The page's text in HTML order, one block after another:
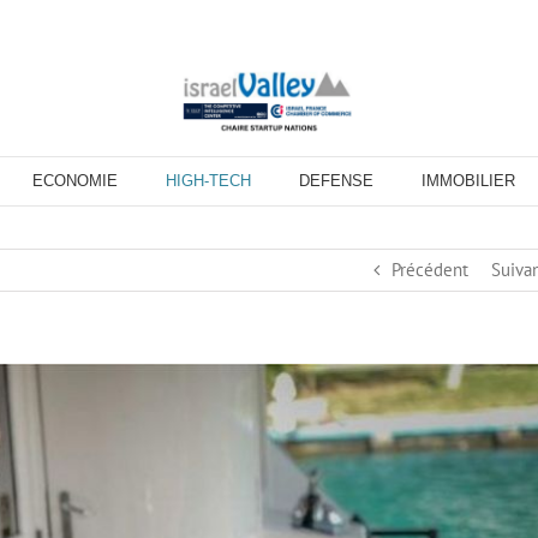
ECONOMIE HIGH-TECH DEFENSE IMMOBILIER
Précédent